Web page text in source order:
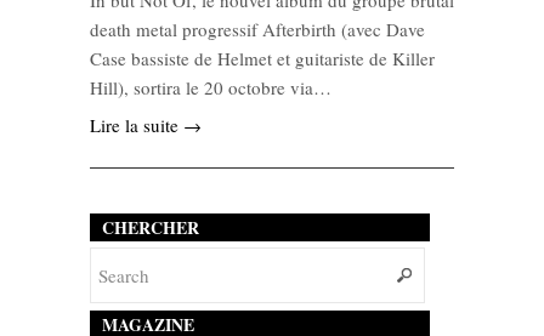
death metal progressif Afterbirth (avec Dave
Case bassiste de Helmet et guitariste de Killer
Hill), sortira le 20 octobre via…
Lire la suite →
CHERCHER
MAGAZINE